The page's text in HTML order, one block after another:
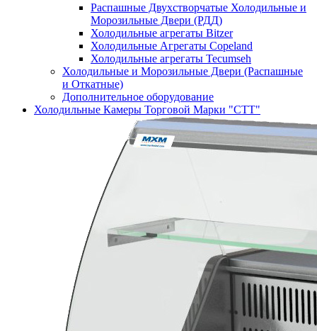
Распашные Двухстворчатые Холодильные и
Морозильные Двери (РДД)
Холодильные агрегаты Bitzer
Холодильные Агрегаты Copeland
Холодильные агрегаты Tecumseh
Холодильные и Морозильные Двери (Распашные
и Откатные)
Дополнительное оборудование
Холодильные Камеры Торговой Марки "СТТ"